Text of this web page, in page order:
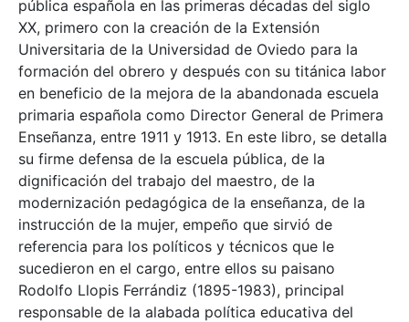
pública española en las primeras décadas del siglo
XX, primero con la creación de la Extensión
Universitaria de la Universidad de Oviedo para la
formación del obrero y después con su titánica labor
en beneficio de la mejora de la abandonada escuela
primaria española como Director General de Primera
Enseñanza, entre 1911 y 1913. En este libro, se detalla
su firme defensa de la escuela pública, de la
dignificación del trabajo del maestro, de la
modernización pedagógica de la enseñanza, de la
instrucción de la mujer, empeño que sirvió de
referencia para los políticos y técnicos que le
sucedieron en el cargo, entre ellos su paisano
Rodolfo Llopis Ferrándiz (1895-1983), principal
responsable de la alabada política educativa del